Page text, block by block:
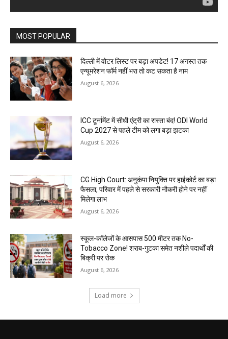
MOST POPULAR
दिल्ली में वोटर लिस्ट पर बड़ा अपडेट! 17 अगस्त तक
एन्यूमरेशन फॉर्म नहीं भरा तो कट सकता है नाम
August 6, 2026
ICC टूर्नामेंट में सीधी एंट्री का रास्ता बंद! ODI World
Cup 2027 से पहले टीम को लगा बड़ा झटका
August 6, 2026
CG High Court: अनुकंपा नियुक्ति पर हाईकोर्ट का बड़ा
फैसला, परिवार में पहले से सरकारी नौकरी होने पर नहीं
मिलेगा लाभ
August 6, 2026
स्कूल-कॉलेजों के आसपास 500 मीटर तक No-
Tobacco Zone! शराब-गुटका समेत नशीले पदार्थों की
बिक्री पर रोक
August 6, 2026
Load more